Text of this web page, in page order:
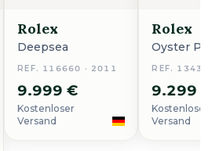
Rolex
Deepsea
REF. 116660 · 2011
9.999 €
Kostenloser
Versand
Rolex
Oyster
REF.
9.299 €
Kostenloser
Versand